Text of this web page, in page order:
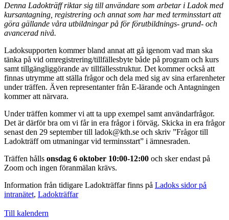
Denna Ladokträff riktar sig till användare som arbetar i Ladok med
kursantagning, registrering och annat som har med terminsstart att
göra gällande våra utbildningar på för förutbildnings- grund- och
avancerad nivå.
Ladoksupporten kommer bland annat att gå igenom vad man ska
tänka på vid omregistrering/tillfällesbyte både på program och kurs
samt tillgängliggörande av tillfällesstruktur. Det kommer också att
finnas utrymme att ställa frågor och dela med sig av sina erfarenheter
under träffen. Även representanter från E-lärande och Antagningen
kommer att närvara.
Under träffen kommer vi att ta upp exempel samt användarfrågor.
Det är därför bra om vi får in era frågor i förväg. Skicka in era frågor
senast den 29 september till ladok@kth.se och skriv ”Frågor till
Ladokträff om utmaningar vid terminsstart” i ämnesraden.
Träffen hålls onsdag 6 oktober 10:00-12:00 och sker endast på
Zoom och ingen föranmälan krävs.
Information från tidigare Ladokträffar finns på Ladoks sidor på
intranätet, Ladokträffar
Till kalendern